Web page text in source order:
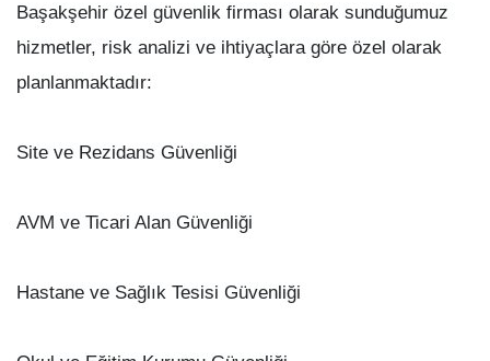
Başakşehir özel güvenlik firması olarak sunduğumuz
hizmetler, risk analizi ve ihtiyaçlara göre özel olarak
planlanmaktadır:
Site ve Rezidans Güvenliği
AVM ve Ticari Alan Güvenliği
Hastane ve Sağlık Tesisi Güvenliği